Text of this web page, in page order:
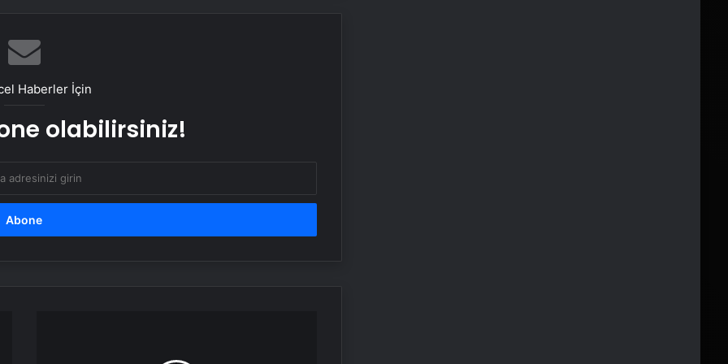
Trabzon’da karayemiş çekirdeği
yüzünden akciğer ameliyatı geçirdi
Haberler İçin
olabilirsiniz!